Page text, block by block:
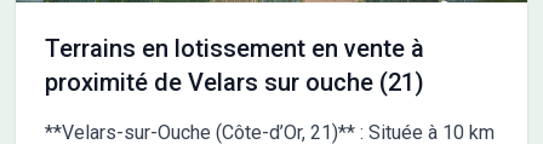
Terrains en lotissement en vente à
proximité de Velars sur ouche (21)
**Velars-sur-Ouche (Côte-d’Or, 21)** : Située à 10 km